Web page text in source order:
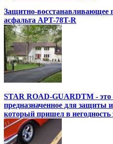
Защитно-восстанавливающее
асфальта APT-78T-R
STAR ROAD-GUARDTM - это
предназначенное для защиты
который пришел в негодность